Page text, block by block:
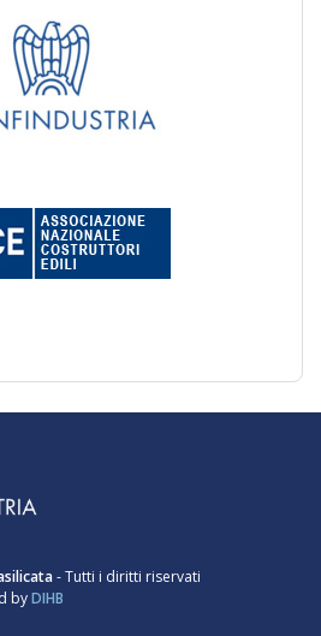
- Tutti i diritti riservati
byDIHB